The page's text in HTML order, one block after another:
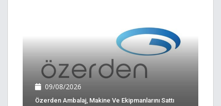
09/08/2026
Özerden Ambalaj, Makine Ve Ekipmanlarını Sattı